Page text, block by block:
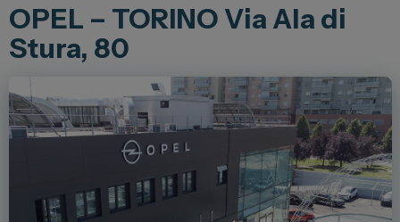
Fiat
Abarth
Alfa Romeo
Jeep
Peugeot
OPEL – TORINO Via Ala di
Stura, 80